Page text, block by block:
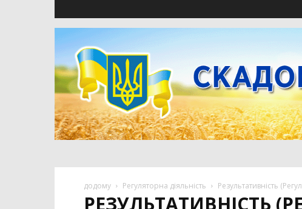
додому Регуляторна діяльність Результативність
РЕЗУЛЬТАТИВНІСТЬ